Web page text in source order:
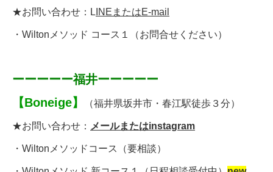
★お問い合わせ： L INEまたはE-mail
・ Wiltonメソッド コース１ （お問合せください）
ーーーーー福井ーーーーー
【Boneige】 （福井県坂井市・春江駅徒歩３分）
★お問い合わせ： メールまたはinstagram
・ Wiltonメソッドコース （要相談）